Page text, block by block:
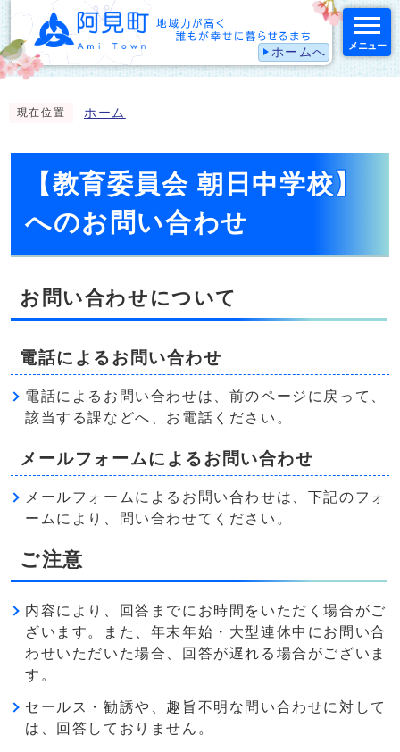
ホームへ メニュー
現在位置 ホーム
【教育委員会 朝日中学校】
へのお問い合わせ
お問い合わせについて
電話によるお問い合わせ
電話によるお問い合わせは、前のページに戻って、
該当する課などへ、お電話ください。
メールフォームによるお問い合わせ
メールフォームによるお問い合わせは、下記のフォ
ームにより、問い合わせてください。
ご注意
内容により、回答までにお時間をいただく場合がご
ざいます。また、年末年始・大型連休中にお問い合
わせいただいた場合、回答が遅れる場合がございま
す。
セールス・勧誘や、趣旨不明な問い合わせに対して
は、回答しておりません。